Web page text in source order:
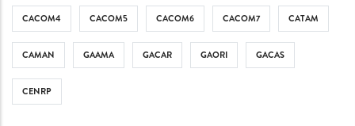
CACOM4 CACOM5 CACOM6 CACOM7 CATAM
CAMAN GAAMA GACAR GAORI GACAS
CENRP